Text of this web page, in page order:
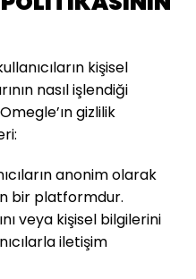
kişisel
nasıl işlendiği
gizlilik
anonim olarak
bir platformdur.
veya kişisel bilgilerini
iletişim